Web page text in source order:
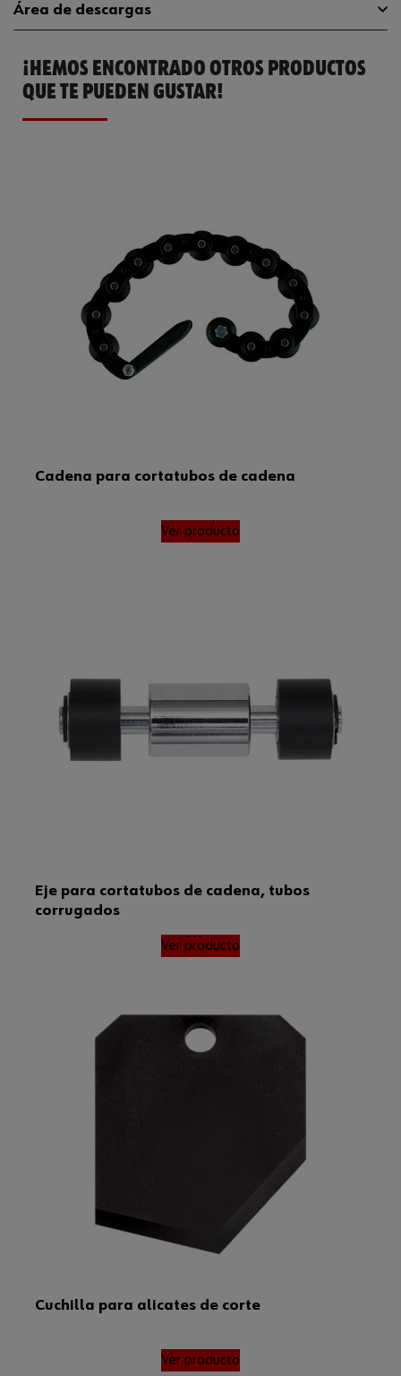
Código del sistema armonizado 82034000000
Peso del producto (por artículo)
Área de descargas
Catálogo General 0714551943
Ficha Técnica
¡HEMOS ENCONTRADO OTROS PRODUCTOS
QUE TE PUEDEN GUSTAR!
Cadena para cortatubos de cadena
Ver producto
Eje para cortatubos de cadena, tubos
corrugados
Ver producto
Cuchilla para alicates de corte
Ver producto